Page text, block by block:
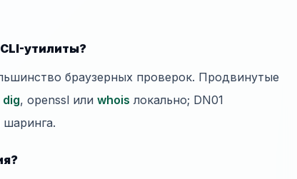
утилиты?
браузерных проверок. Продвинутые
dig, openssl или whois локально; DN01